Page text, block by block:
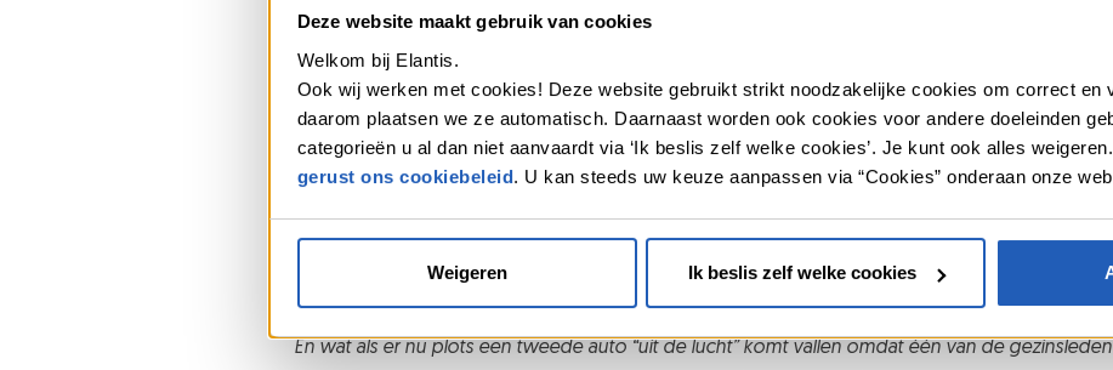
Deze website maakt gebruik van cookies
Welkom bij Elantis.
Ook wij werken met cookies! Deze website gebruikt strikt noodzakelijke cookies om correct en
daarom plaatsen we ze automatisch. Daarnaast worden ook cookies voor andere doeleinden
categorieën u al dan niet aanvaardt via ‘Ik beslis zelf welke cookies’. Je kunt ook alles
gerust ons cookiebeleid. U kan steeds uw keuze aanpassen via “Cookies” onderaan onze
Weigeren Ik beslis zelf welke cookies
Als u dan toch echt een tweede auto moet kopen, dan doet u uw portemonnee, de planeet of
door:
Een tweedehands auto te kopen. Dat is financieel interessant maar veroorzaakt ook minder
U kunt een tweedehands auto ook met een lening betalen.
. Geef uw regelmatige of occasionele trajecten in
Zo verdient u wat geld en zijn er minder individuele verplaatsingen, goed voor het milieu
En wat als er nu plots een tweede auto “uit de lucht” komt vallen omdat één van de